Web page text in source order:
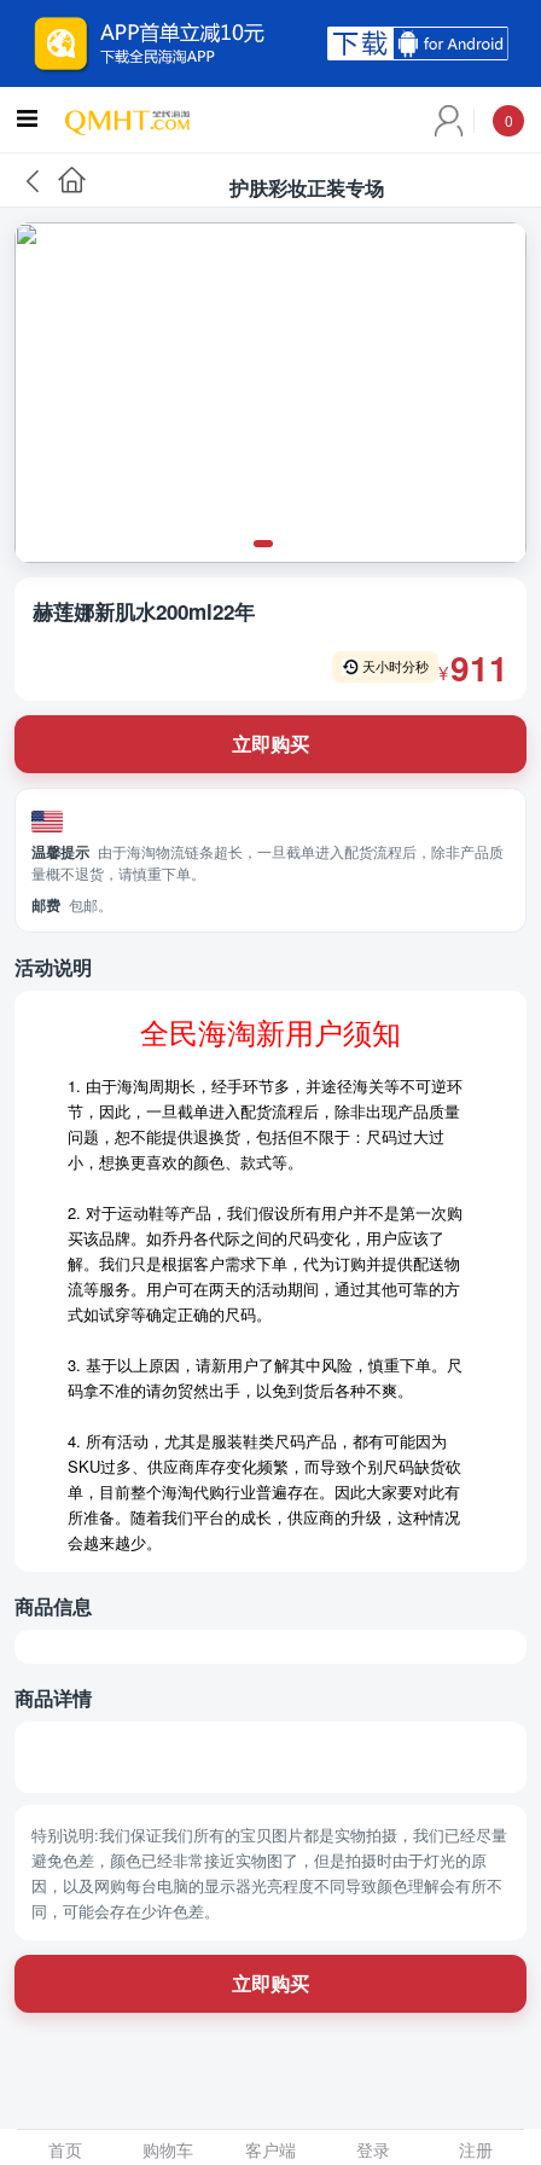
0
护肤彩妆正装专场
赫莲娜新肌水200ml22年
天小时分秒 ¥911
立即购买
温馨提示 由于海淘物流链条超长，一旦截单进入配货流程后，除非产品质
量概不退货，请慎重下单。
邮费 包邮。
活动说明
全民海淘新用户须知
1. 由于海淘周期长，经手环节多，并途径海关等不可逆环
节，因此，一旦截单进入配货流程后，除非出现产品质量
问题，恕不能提供退换货，包括但不限于：尺码过大过
小，想换更喜欢的颜色、款式等。
2. 对于运动鞋等产品，我们假设所有用户并不是第一次购
买该品牌。如乔丹各代际之间的尺码变化，用户应该了
解。我们只是根据客户需求下单，代为订购并提供配送物
流等服务。用户可在两天的活动期间，通过其他可靠的方
式如试穿等确定正确的尺码。
3. 基于以上原因，请新用户了解其中风险，慎重下单。尺
码拿不准的请勿贸然出手，以免到货后各种不爽。
4. 所有活动，尤其是服装鞋类尺码产品，都有可能因为
SKU过多、供应商库存变化频繁，而导致个别尺码缺货砍
单，目前整个海淘代购行业普遍存在。因此大家要对此有
所准备。随着我们平台的成长，供应商的升级，这种情况
会越来越少。
商品信息
商品详情
特别说明:我们保证我们所有的宝贝图片都是实物拍摄，我们已经尽量
避免色差，颜色已经非常接近实物图了，但是拍摄时由于灯光的原
因，以及网购每台电脑的显示器光亮程度不同导致颜色理解会有所不
同，可能会存在少许色差。
立即购买
首页 购物车 客户端 登录 注册